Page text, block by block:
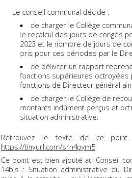
Le conseil communal décide :
de charger le Collège
le recalcul des jours de congés
2023 et le nombre de jours de
pris pour ces périodes par le
de délivrer un rapport
fonctions supérieures octroyées
fonctions de Directeur général
de charger le Collège de
montants indûment perçus et
situation administrative.
Retrouvez le texte de ce point
https://tinyurl.com/srn4pym5
Ce point est bien ajouté au Conseil
14bis : Situation administrative du